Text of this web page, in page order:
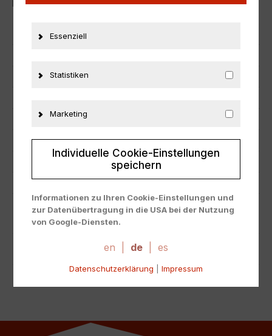
Neu in Originalverpackung.
Artikelnummer
Hersteller
Zustand
Herstellernummer 155222001
Metall
ZUSÄTZLICHE INFORMATIONEN
PRODUKTSICHERHEIT
Essenziell
Statistiken
Marketing
Individuelle Cookie-Einstellungen
speichern
Informationen zu Ihren Cookie-Einstellungen und
zur Datenübertragung in die USA bei der Nutzung
von Google-Diensten.
Cookies sind absolut notwendig, um unsere Website
werden nur gesetzt, wenn Sie ihrer Verwendung
wesentliche Cookies ", "alle Cookies akzeptieren"
en de es
Datenschutzerklärung Impressum